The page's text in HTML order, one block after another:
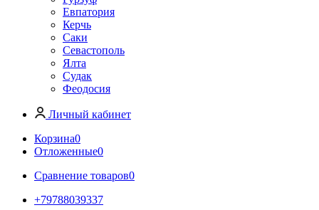
Евпатория
Керчь
Саки
Севастополь
Ялта
Судак
Феодосия
Личный кабинет
Корзина0
Отложенные0
Сравнение товаров0
+79788039337